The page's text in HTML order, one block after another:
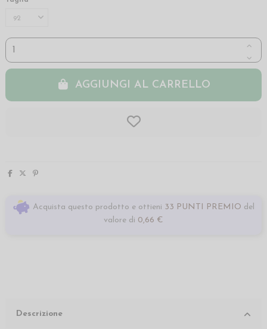
AGGIUNGI AL CARRELLO
Acquista questo prodotto e ottieni 33 PUNTI PREMIO del
valore di 0,66 €
Descrizione